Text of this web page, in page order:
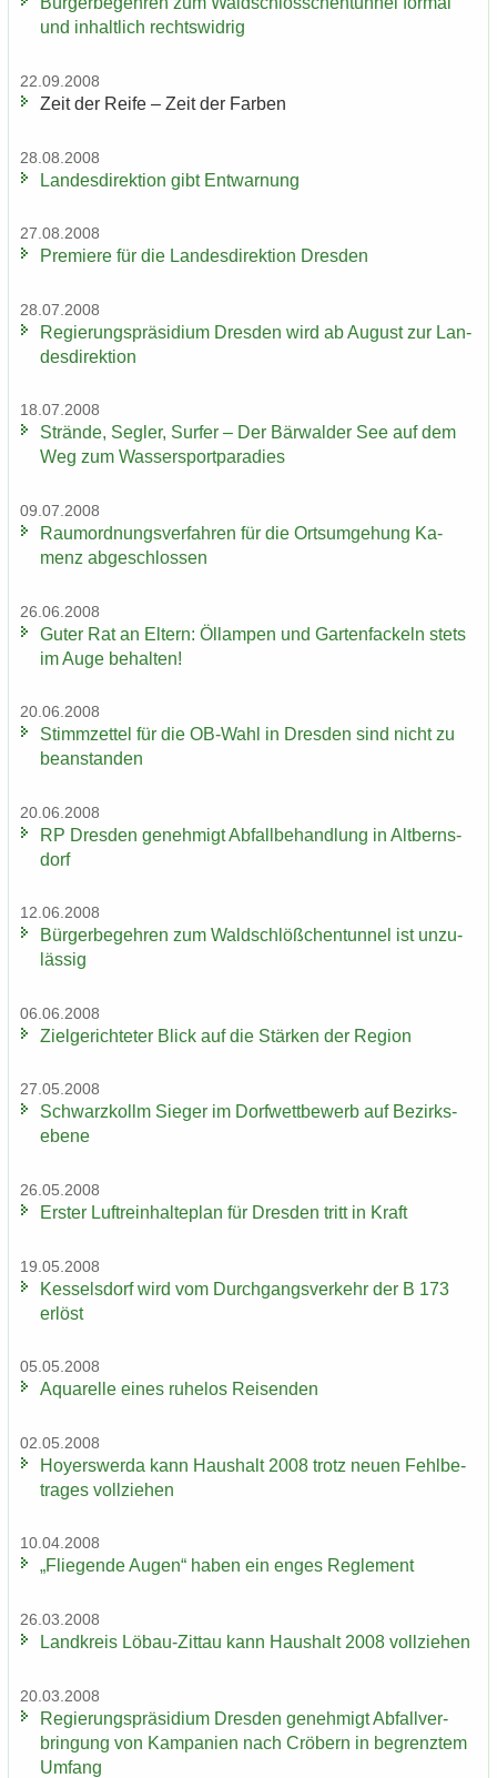
und in­halt­lich rechts­wid­rig
22.09.2008
Zeit der Reife – Zeit der Far­ben
28.08.2008
Lan­des­di­rek­ti­on gibt Ent­war­nung
27.08.2008
Pre­mie­re für die Lan­des­di­rek­ti­on Dres­den
28.07.2008
Re­gie­rungs­prä­si­di­um Dres­den wird ab Au­gust zur Lan­
des­di­rek­ti­on
18.07.2008
Strän­de, Seg­ler, Sur­fer – Der Bär­wal­der See auf dem
Weg zum Was­ser­sport­pa­ra­dies
09.07.2008
Raum­ord­nungs­ver­fah­ren für die Orts­um­ge­hung Ka­
menz ab­ge­schlos­sen
26.06.2008
Guter Rat an El­tern: Öl­lam­pen und Gar­ten­fa­ckeln stets
im Auge be­hal­ten!
20.06.2008
Stimm­zet­tel für die OB-​Wahl in Dres­den sind nicht zu
be­an­stan­den
20.06.2008
RP Dres­den ge­neh­migt Ab­fall­be­hand­lung in Alt­berns­
dorf
12.06.2008
Bür­ger­be­geh­ren zum Wald­schlöß­chen­tun­nel ist un­zu­
läs­sig
06.06.2008
Ziel­ge­rich­te­ter Blick auf die Stär­ken der Re­gi­on
27.05.2008
Schwarz­kollm Sie­ger im Dorf­wett­be­werb auf Be­zirks­
ebe­ne
26.05.2008
Ers­ter Luft­rein­hal­te­plan für Dres­den tritt in Kraft
19.05.2008
Kes­sel­s­dorf wird vom Durch­gangs­ver­kehr der B 173
er­löst
05.05.2008
Aqua­rel­le eines ru­he­los Rei­sen­den
02.05.2008
Ho­yers­wer­da kann Haus­halt 2008 trotz neuen Fehl­be­
tra­ges voll­zie­hen
10.04.2008
„Flie­gen­de Augen“ haben ein enges Re­gle­ment
26.03.2008
Land­kreis Löbau-​Zittau kann Haus­halt 2008 voll­zie­hen
20.03.2008
Re­gie­rungs­prä­si­di­um Dres­den ge­neh­migt Ab­fall­ver­
brin­gung von Kam­pa­ni­en nach Crö­bern in be­grenz­tem
Um­fang